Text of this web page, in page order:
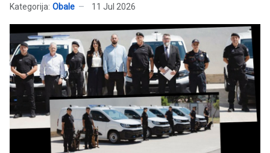
Kategorija: Obale 11 Jul 2026